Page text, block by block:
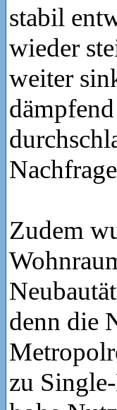
stabil
wieder
weiter
Zudem
denn die
zu